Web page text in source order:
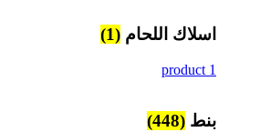
اسلاك اللحام (1)
1 product
بنط (448)